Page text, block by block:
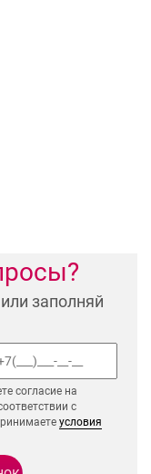
заполняй
согласие на
с
условия